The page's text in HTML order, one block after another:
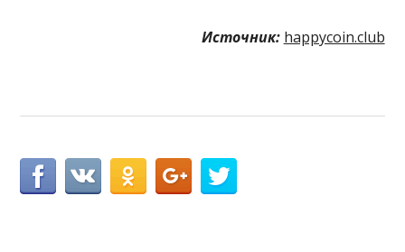
Источник: happycoin.club